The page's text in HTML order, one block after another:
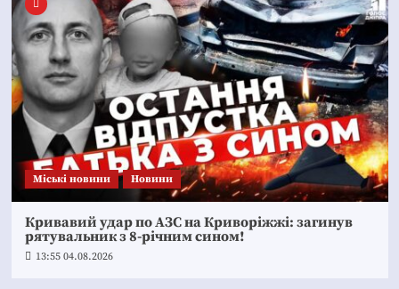
Mіські новини Новини
Кривавий удар по АЗС на Криворіжжі: загинув
рятувальник з 8-річним сином!
13:55 04.08.2026